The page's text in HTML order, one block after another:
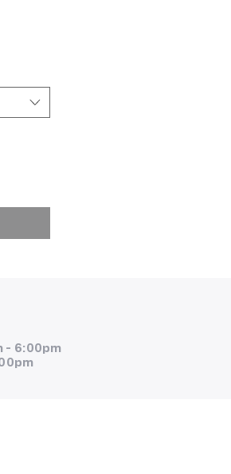
- 6:00pm